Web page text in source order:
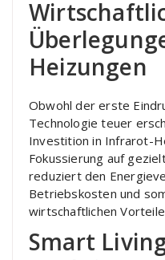
Heizungen
Obwohl der erste
Technologie teuer
Investition in Infrarot-
Fokussierung auf
reduziert den
Betriebskosten und
wirtschaftlichen
Smart